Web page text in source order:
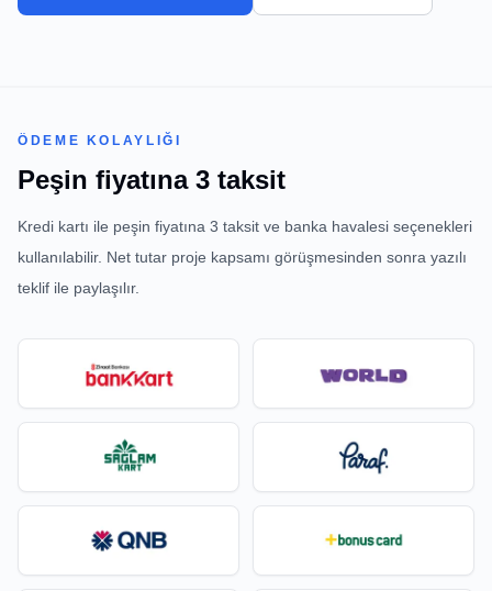
ÖDEME KOLAYLIĞI
Peşin fiyatına 3 taksit
Kredi kartı ile peşin fiyatına 3 taksit ve banka havalesi seçenekleri
kullanılabilir. Net tutar proje kapsamı görüşmesinden sonra yazılı
teklif ile paylaşılır.